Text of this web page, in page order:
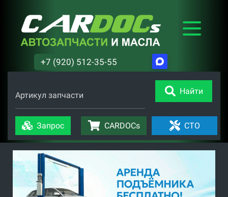
+7 (920) 512-35-55
Артикул запчасти Найти
Запрос CARDOCs СТО